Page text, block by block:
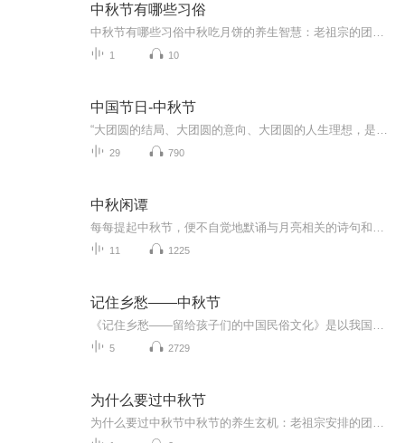
中秋节有哪些习俗
1 10
中国节日-中秋节
29 790
中秋闲谭
11 1225
记住乡愁——中秋节
5 2729
为什么要过中秋节